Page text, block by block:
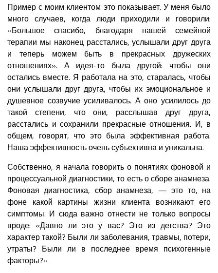
Пример с моим клиентом это показывает. У меня было
много случаев, когда люди приходили и говорили:
«Большое спасибо, благодаря нашей семейной
терапии мы наконец расстались, услышали друг друга
и теперь можем быть в прекрасных дружеских
отношениях». А идея-то была другой: чтобы они
остались вместе. Я работала на это, старалась, чтобы
они услышали друг друга, чтобы их эмоциональное и
душевное созвучие усиливалось. А оно усилилось до
такой степени, что они, расслышав друг друга,
расстались и сохранили прекрасные отношения. И, в
общем, говорят, что это была эффективная работа.
Наша эффективность очень субъективна и уникальна.
Собственно, я начала говорить о понятиях фоновой и
процессуальной диагностики, то есть о сборе анамнеза.
Фоновая диагностика, сбор анамнеза, — это то, на
фоне какой картины жизни клиента возникают его
симптомы. И сюда важно отнести не только вопросы
вроде: «Давно ли это у вас? Это из детства? Это
характер такой? Были ли заболевания, травмы, потери,
утраты? Были ли в последнее время психогенные
факторы?»